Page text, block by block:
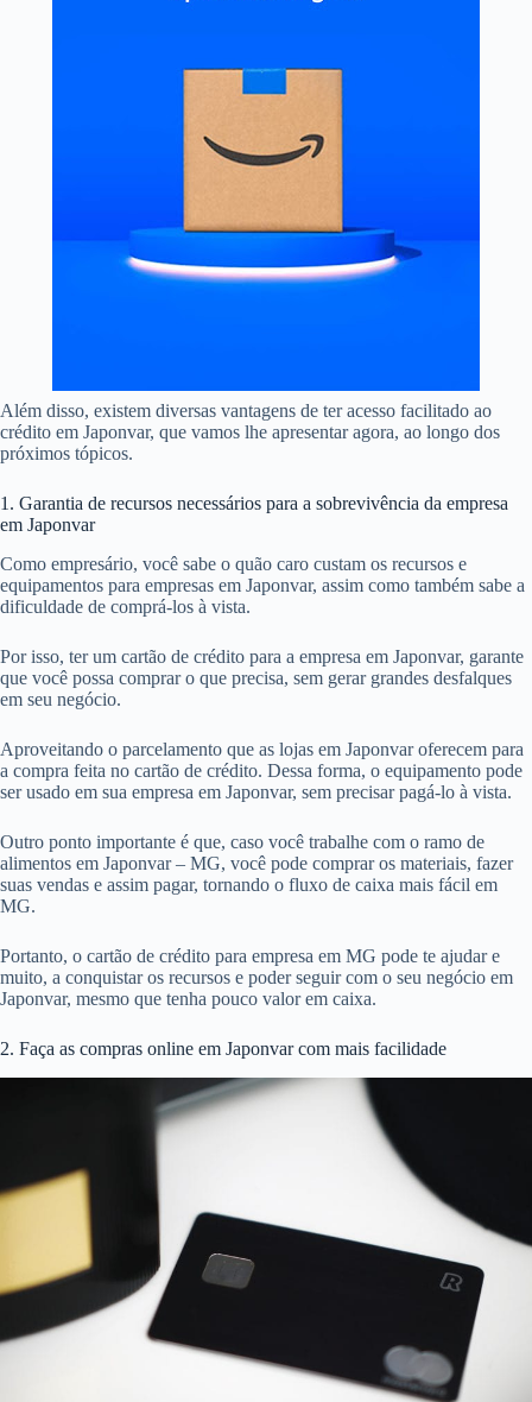
Além disso, existem diversas vantagens de ter acesso facilitado ao
crédito em Japonvar, que vamos lhe apresentar agora, ao longo dos
próximos tópicos.
1. Garantia de recursos necessários para a sobrevivência da empresa
em Japonvar
Como empresário, você sabe o quão caro custam os recursos e
equipamentos para empresas em Japonvar, assim como também sabe a
dificuldade de comprá-los à vista.
Por isso, ter um cartão de crédito para a empresa em Japonvar, garante
que você possa comprar o que precisa, sem gerar grandes desfalques
em seu negócio.
Aproveitando o parcelamento que as lojas em Japonvar oferecem para
a compra feita no cartão de crédito. Dessa forma, o equipamento pode
ser usado em sua empresa em Japonvar, sem precisar pagá-lo à vista.
Outro ponto importante é que, caso você trabalhe com o ramo de
alimentos em Japonvar – MG, você pode comprar os materiais, fazer
suas vendas e assim pagar, tornando o fluxo de caixa mais fácil em
MG.
Portanto, o cartão de crédito para empresa em MG pode te ajudar e
muito, a conquistar os recursos e poder seguir com o seu negócio em
Japonvar, mesmo que tenha pouco valor em caixa.
2. Faça as compras online em Japonvar com mais facilidade